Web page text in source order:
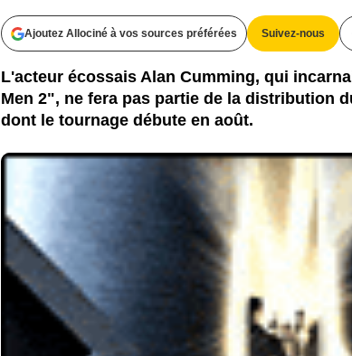
Ajoutez Allociné à vos sources préférées Suivez-nous
L'acteur écossais Alan Cumming, qui
Men 2", ne fera pas partie de la distribution
dont le tournage débute en août.